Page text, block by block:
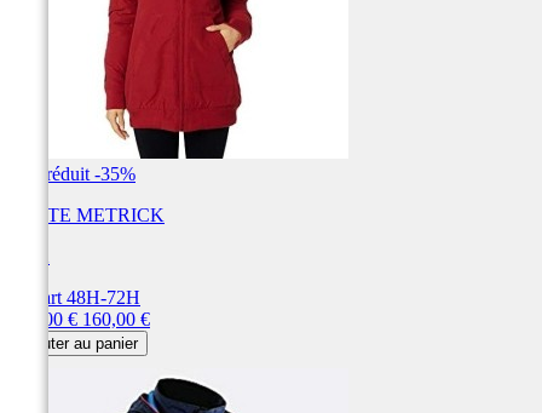
Prix réduit -35%
VESTE METRICK
Départ 48H-72H
104,00 € Prix
de
base
160,00 €
Ajouter au panier